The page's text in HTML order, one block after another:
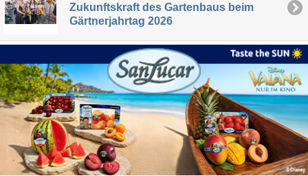
Zukunftskraft des Gartenbaus beim
Gärtnerjahrtag 2026